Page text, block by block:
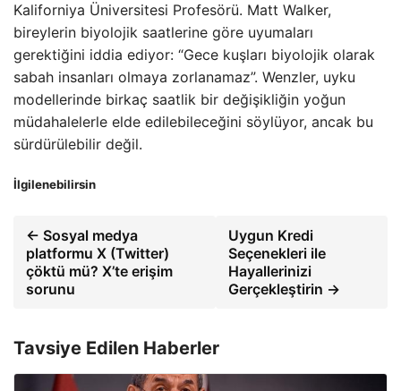
Kaliforniya Üniversitesi Profesörü. Matt Walker,
bireylerin biyolojik saatlerine göre uyumaları
gerektiğini iddia ediyor: “Gece kuşları biyolojik olarak
sabah insanları olmaya zorlanamaz”. Wenzler, uyku
modellerinde birkaç saatlik bir değişikliğin yoğun
müdahalelerle elde edilebileceğini söylüyor, ancak bu
sürdürülebilir değil.
İlgilenebilirsin
← Sosyal medya
platformu X (Twitter)
çöktü mü? X’te erişim
sorunu
Uygun Kredi
Seçenekleri ile
Hayallerinizi
Gerçekleştirin →
Tavsiye Edilen Haberler